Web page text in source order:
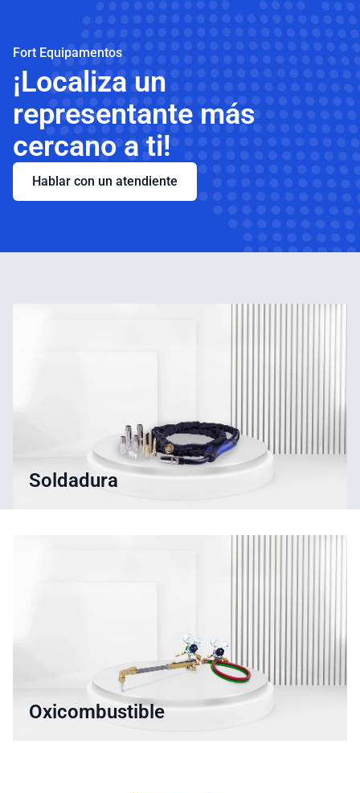
Fort Equipamentos
¡Localiza un
representante más
cercano a ti!
Hablar con un atendiente
Soldadura
Oxicombustible